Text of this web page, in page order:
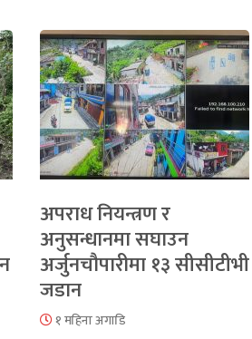
अपराध नियन्त्रण र
अनुसन्धानमा सघाउन
अर्जुनचौपारीमा १३ सीसीटीभी
जडान
१ महिना अगाडि